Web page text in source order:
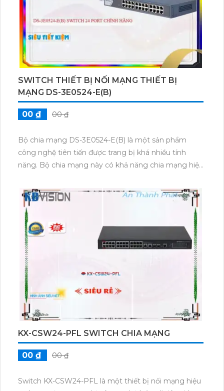
SWITCH THIẾT BỊ NỐI MẠNG THIẾT BỊ
MẠNG DS-3E0524-E(B)
00 ₫ 00 ₫
Bộ chia mạng DS-3E0524-E(B) là một sản phẩm
công nghệ tiên tiến được trang bị khá nhiều tính
năng. Bộ chia mạng này có khả năng chia mạng hiệu
lên đến 10/100/1000Mbps. Sản phẩm còn tích hợp
công nghệ POE để cung cấp nguồn điện cho các
thiết bị mà không cần sử dụng ổ cắm điện. Bộ chia
mạng DS-3E0524-E(B) còn có tính năng tự động
nhận dạng và cấu hình, giúp dễ dàng cài đặt và quản
lý hệ thống mạng.
KX-CSW24-PFL SWITCH CHIA MẠNG
00 ₫ 00 ₫
Switch KX-CSW24-PFL là một thiết bị nối mạng hiệu